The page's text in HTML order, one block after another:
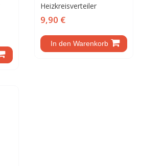
Heizkreisverteiler
9,90 €
In den Warenkorb